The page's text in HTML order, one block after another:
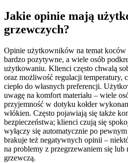
Jakie opinie mają
grzewczych?
Opinie użytkowników na temat koców
bardzo pozytywne, a wiele osób
użytkowaniu. Klienci często chwalą
oraz możliwość regulacji temperatury,
ciepło do własnych preferencji.
uwagę na komfort materiału – wiele
przyjemność w dotyku kołder
włókien. Często pojawiają się także
bezpieczeństwa; klienci czują się
wyłączy się automatycznie po
brakuje też negatywnych opinii –
na problemy z przegrzewaniem się lub
grzewczą.